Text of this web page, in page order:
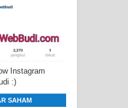
Instagram
:)
SAHAM